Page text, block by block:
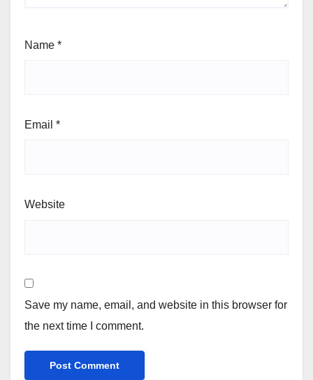
Name *
Email *
Website
Save my name, email, and website in this browser for
the next time I comment.